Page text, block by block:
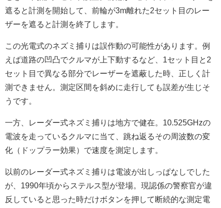
遮ると計測を開始して、前輪が3m離れた2セット目のレー
ザーを遮ると計測を終了します。
この光電式のネズミ捕りは誤作動の可能性があります。例
えば道路の凹凸でクルマが上下動するなど、1セット目と2
セット目で異なる部分でレーザーを遮蔽した時、正しく計
測できません。測定区間を斜めに走行しても誤差が生じそ
うです。
一方、レーダー式ネズミ捕りは地方で健在。10.525GHzの
電波を走っているクルマに当て、跳ね返るその周波数の変
化（ドップラー効果）で速度を測定します。
以前のレーダー式ネズミ捕りは電波が出しっぱなしでした
が、1990年頃からステルス型が登場。現認係の警察官が違
反していると思った時だけボタンを押して断続的な測定電